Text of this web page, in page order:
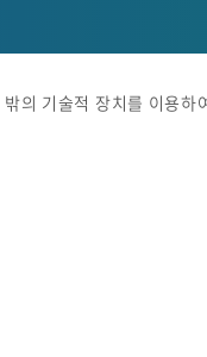
의 기술적 장치를 이용